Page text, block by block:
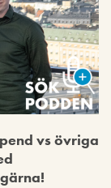
vs övriga